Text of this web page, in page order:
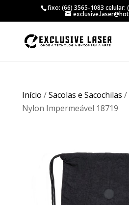
fixo: (66) 3565-1083 celular:
Início /Sacolas e Sacochilas /
Nylon Impermeável 18719